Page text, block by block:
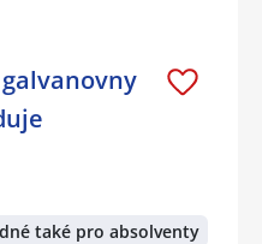
také pro absolventy